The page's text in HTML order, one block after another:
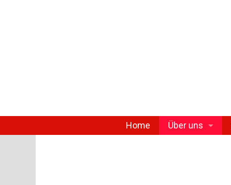
Home Über uns